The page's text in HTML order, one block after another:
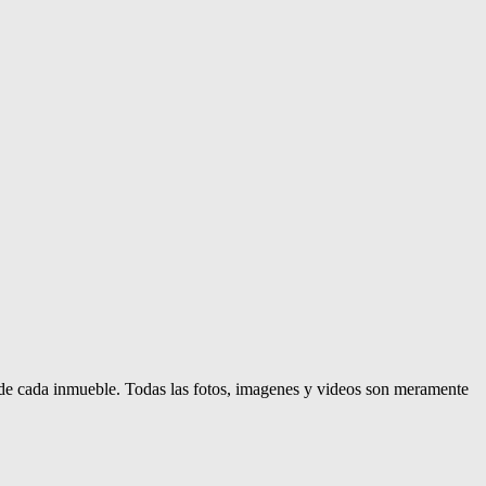
cada inmueble. Todas las fotos, imagenes y videos son meramente